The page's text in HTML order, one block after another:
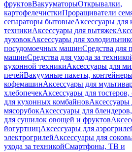
фруктовВакууматорыОткрывалки,
картофелечисткиПроращиватели
сепараторы бытовыеАксессуары для
техникиАксессуары для вытяжек
духовокАксессуары для
посудомоечных машинСредства для
машинСредства для ухода за
кухонной техникиАксессуары для
печейВакуумные пакеты,
кофемашинАксессуары для
хлебопечекАксессуары для
для кухонных комбайновАксессуары
мясорубокАксессуары для
для сушилок овощей и фруктов
йогуртницАксессуары для
электрогрилейАксессуары для
ухода за техникойСмартфоны, ТВ и